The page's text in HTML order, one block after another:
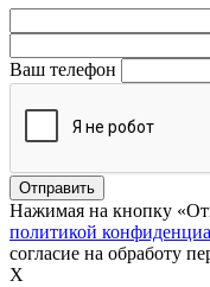
Ваш телефон
Нажимая на кнопку
политикой
согласие на обработу
X